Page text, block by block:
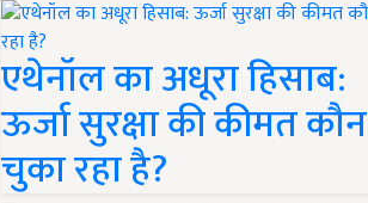
एथेनॉल का अधूरा हिसाब:
ऊर्जा सुरक्षा की कीमत कौन
चुका रहा है?